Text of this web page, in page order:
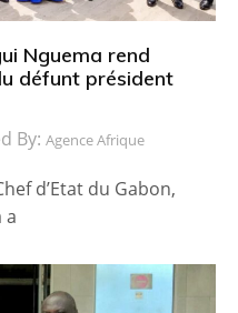
Nguema rend
défunt président
By: Agence Afrique
d’Etat du Gabon,
a